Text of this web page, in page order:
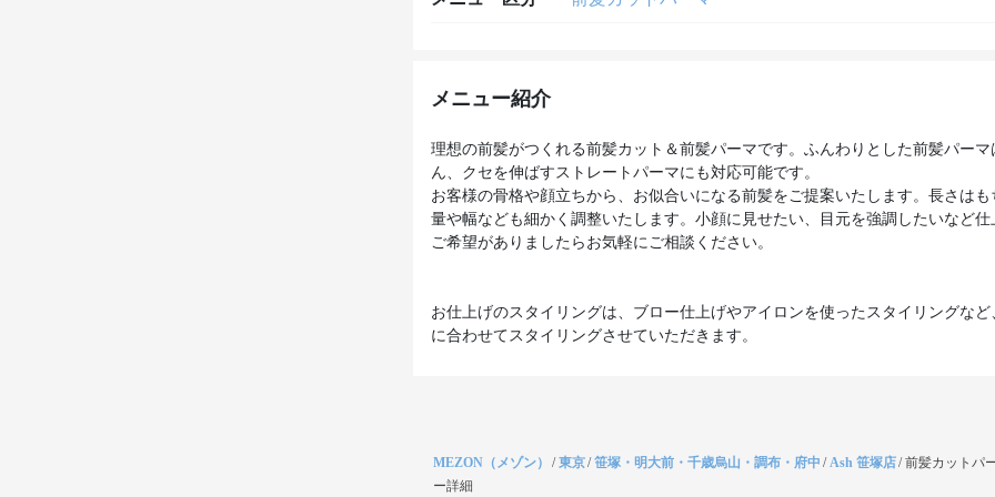
メニュー紹介
理想の前髪がつくれる前髪カット＆前髪パーマです。ふんわりとした前髪パーマ
ん、クセを伸ばすストレートパーマにも対応可能です。
お客様の骨格や顔立ちから、お似合いになる前髪をご提案いたします。長さはも
量や幅なども細かく調整いたします。小顔に見せたい、目元を強調したいなど仕
ご希望がありましたらお気軽にご相談ください。
お仕上げのスタイリングは、ブロー仕上げやアイロンを使ったスタイリングなど
に合わせてスタイリングさせていただきます。
MEZON（メゾン） /東京/笹塚・明大前・千歳烏山・調布・府中 /Ash 笹塚店/前髪カットパ
ー詳細